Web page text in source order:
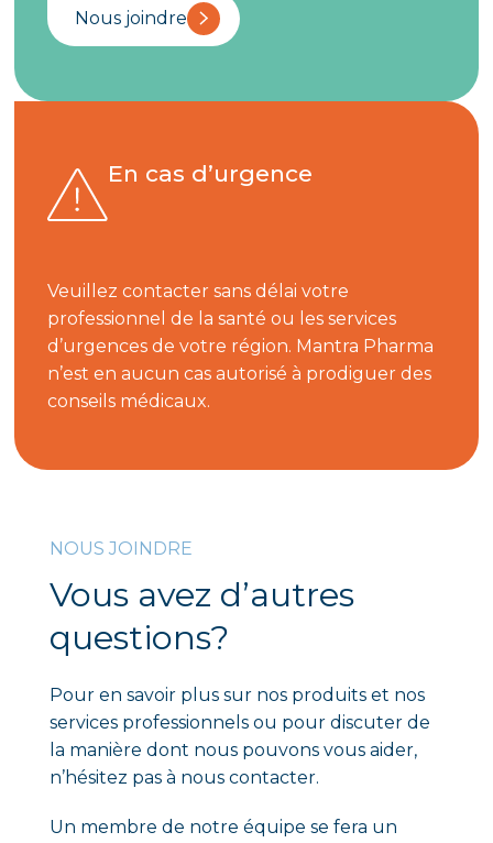
Nous joindre
En cas d’urgence
Veuillez contacter sans délai votre
professionnel de la santé ou les services
d’urgences de votre région. Mantra Pharma
n’est en aucun cas autorisé à prodiguer des
conseils médicaux.
NOUS JOINDRE
Vous avez d’autres
questions?
Pour en savoir plus sur nos produits et nos
services professionnels ou pour discuter de
la manière dont nous pouvons vous aider,
n’hésitez pas à nous contacter.
Un membre de notre équipe se fera un